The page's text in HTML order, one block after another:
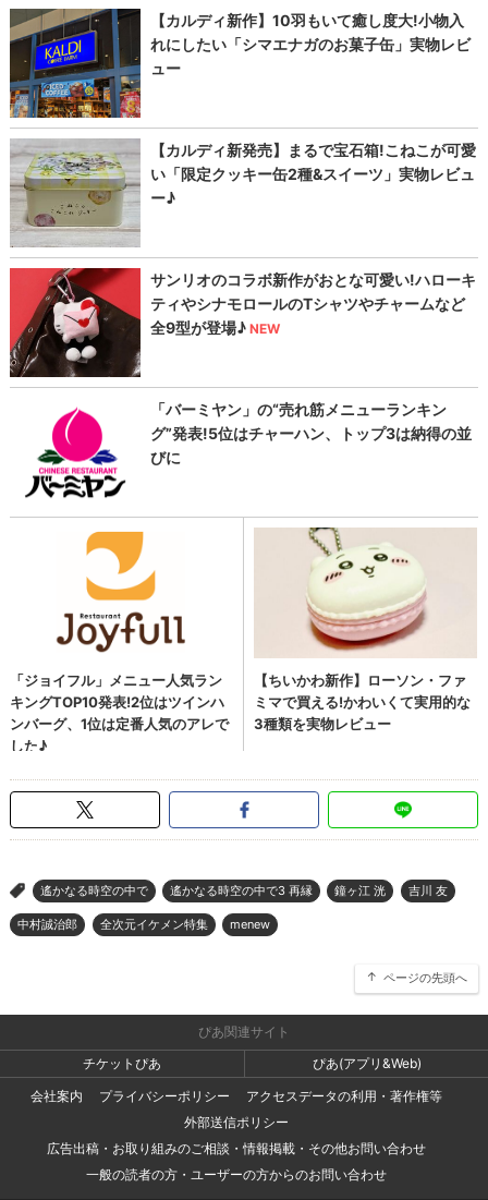
> 遙かなる時空の中で 遙かなる時空の中で3 再縁 鐘ヶ江 洸 吉川 友
中村誠治郎 全次元イケメン特集 menew
ページの先頭へ
ぴあ関連サイト
チケットぴあ
ぴあ(アプリ&Web)
会社案内
プライバシーポリシー
アクセスデータの利用・著作権等
外部送信ポリシー
広告出稿・お取り組みのご相談・情報掲載・その他お問い合わせ
一般の読者の方・ユーザーの方からのお問い合わせ